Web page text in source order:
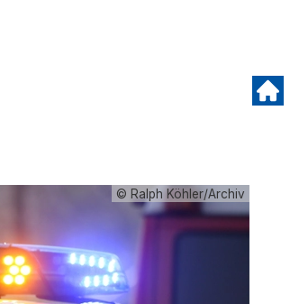
© Ralph Köhler/Archiv